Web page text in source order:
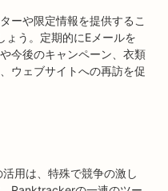
ーや限定情報を提供するこ
ょう。定期的にEメールを
今後のキャンペーン、衣類
ウェブサイトへの再訪を促
用は、特殊で競争の激し